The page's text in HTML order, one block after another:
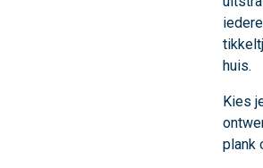
huis.
Kies
plank